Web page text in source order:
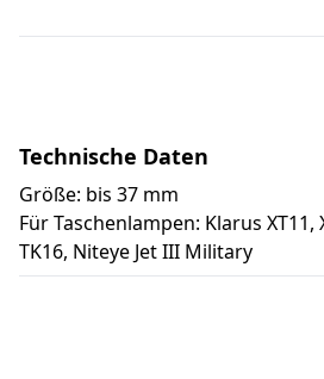
Technische Daten
Größe: bis 37 mm
Für Taschenlampen: Klarus XT11,
TK16, Niteye Jet III Military